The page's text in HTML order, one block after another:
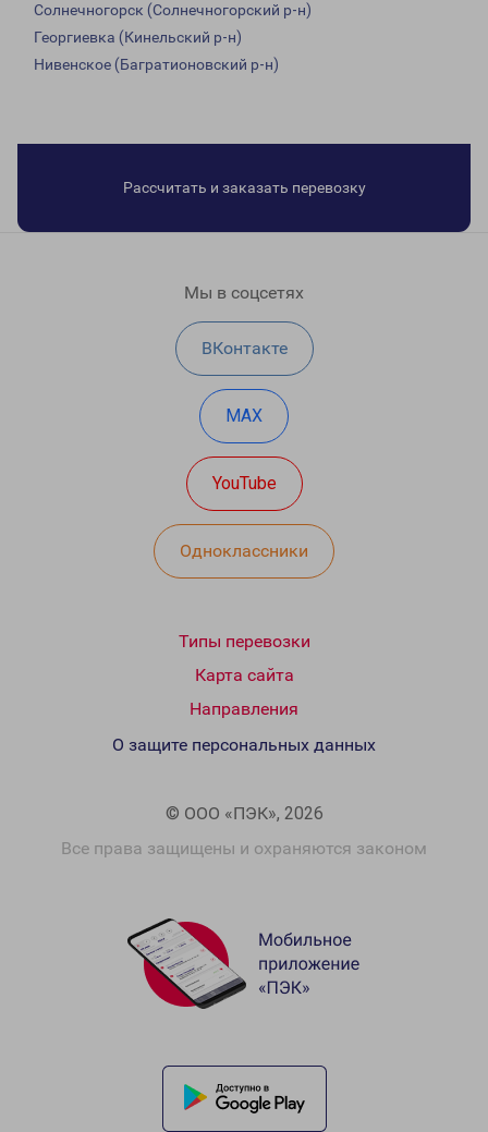
Солнечногорск (Солнечногорский р-н)
Георгиевка (Кинельский р-н)
Нивенское (Багратионовский р-н)
Рассчитать и заказать перевозку
Мы в соцсетях
ВКонтакте
MAX
YouTube
Одноклассники
Типы перевозки
Карта сайта
Направления
© ООО «ПЭК», 2026
Все права защищены и охраняются законом
О защите персональных данных